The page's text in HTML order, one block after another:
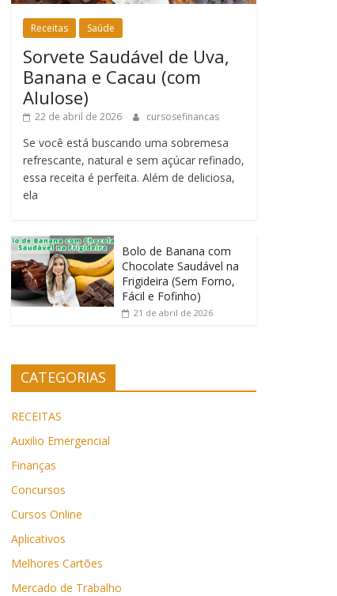
Receitas Saúde
Sorvete Saudável de Uva,
Banana e Cacau (com
Alulose)
22 de abril de 2026 cursosefinancas
Se você está buscando uma sobremesa
refrescante, natural e sem açúcar refinado,
essa receita é perfeita. Além de deliciosa,
ela
Bolo de Banana com
Chocolate Saudável na
Frigideira (Sem Forno,
Fácil e Fofinho)
21 de abril de 2026
CATEGORIAS
RECEITAS
Auxilio Emergencial
Finanças
Concursos
Cursos Online
Aplicativos
Melhores Cartões
Mercado de Trabalho